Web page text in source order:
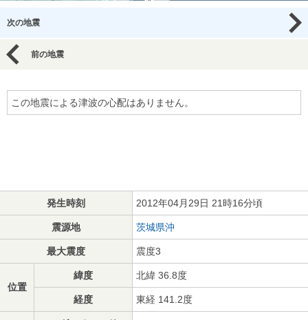
次の地震
前の地震
この地震による津波の心配はありません。
発生時刻 2012年04月29日 21時16分頃
震源地 茨城県沖
最大震度 震度3
位置
緯度 北緯 36.8度
経度 東経 141.2度